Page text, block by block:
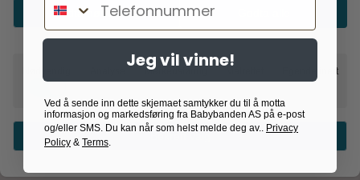
hvite designet med landslagsmotivet. Størrelse 5 er
standardstørrelse og passer for alle fra 12 år og oppover.
Flott gave til alle som heier på Norge!
Størrelse 5 – standard fotballstørrelse
Hvit fargevariant med Norges-motiv
Passer for barn og voksne
Perfekt gaveide
Godta nødvendig
Markedsføring Egendefinert
Bekreft valg
Jeg vil vinne!
Ved å sende inn dette skjemaet samtykker du til å motta
informasjon og markedsføring fra Babybanden AS på e-post
og/eller SMS. Du kan når som helst melde deg av.. Privacy
Policy & Terms.